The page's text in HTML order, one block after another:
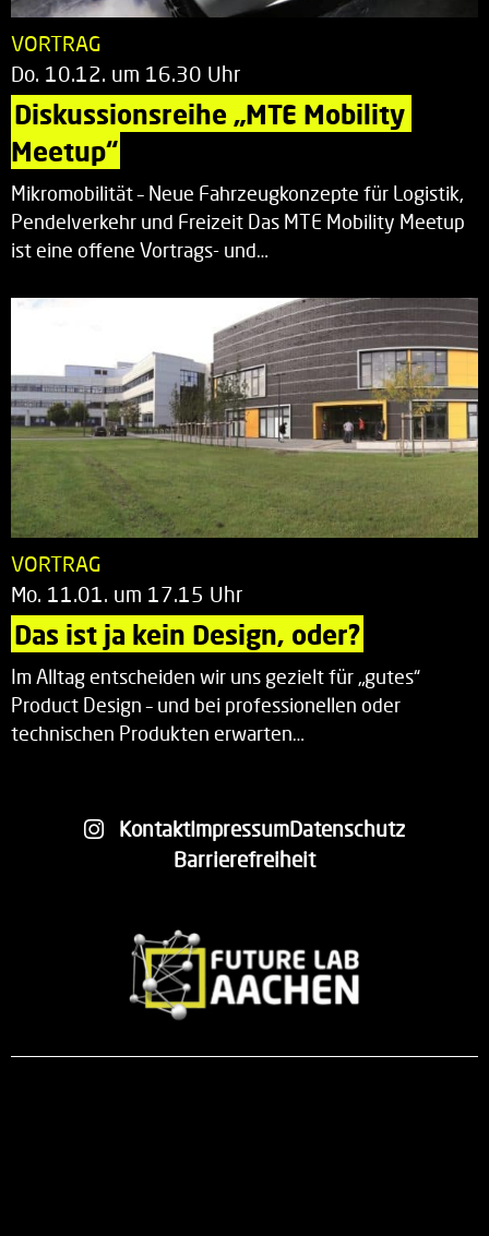
VORTRAG
Do. 10.12. um 16.30 Uhr
Diskussionsreihe „MTE Mobility
Meetup“
Mikromobilität – Neue Fahrzeugkonzepte für Logistik,
Pendelverkehr und Freizeit Das MTE Mobility Meetup
ist eine offene Vortrags- und…
VORTRAG
Mo. 11.01. um 17.15 Uhr
Das ist ja kein Design, oder?
Im Alltag entscheiden wir uns gezielt für „gutes“
Product Design – und bei professionellen oder
technischen Produkten erwarten…
KontaktImpressumDatenschutz
Barrierefreiheit